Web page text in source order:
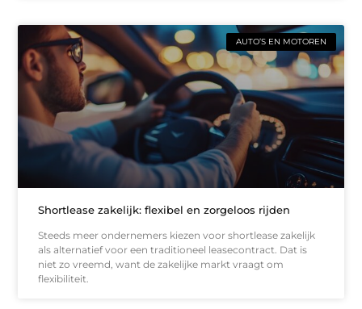
AUTO’S EN MOTOREN
Shortlease zakelijk: flexibel en zorgeloos rijden
Steeds meer ondernemers kiezen voor shortlease zakelijk
als alternatief voor een traditioneel leasecontract. Dat is
niet zo vreemd, want de zakelijke markt vraagt om
flexibiliteit.